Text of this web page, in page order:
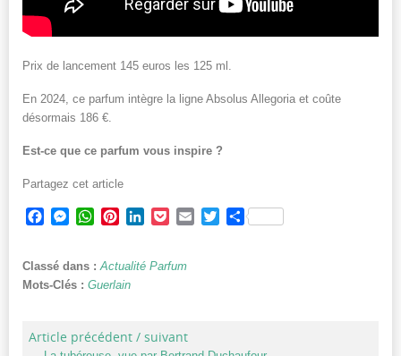
Prix de lancement 145 euros les 125 ml.
En 2024, ce parfum intègre la ligne Absolus Allegoria et coûte
désormais 186 €.
Est-ce que ce parfum vous inspire ?
Partagez cet article
Facebook
Messenger
WhatsApp
PinterestLinkedInPocketEmailTwitterPartager
Classé dans : Actualité Parfum
Mots-Clés : Guerlain
Article précédent / suivant